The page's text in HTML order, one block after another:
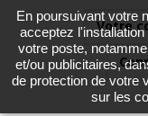
Votre
En poursuivant votre
acceptez
votre poste,
et/ou publicitaires,
de protection de votre
sur les